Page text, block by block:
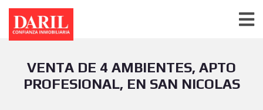
VENTA DE 4 AMBIENTES, APTO
PROFESIONAL, EN SAN NICOLAS